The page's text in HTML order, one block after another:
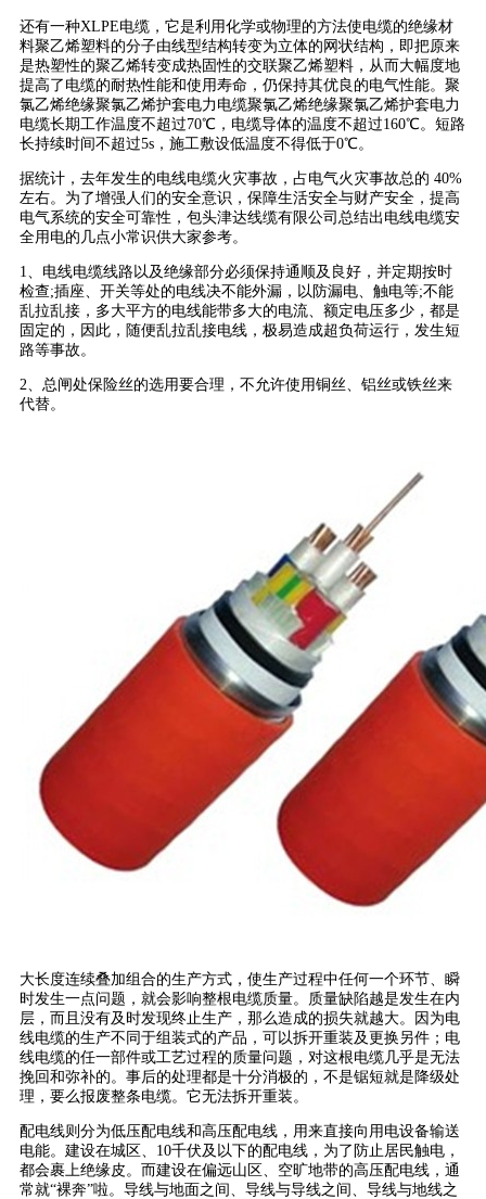
还有一种XLPE电缆，它是利用化学或物理的方法使电缆的绝缘材
料聚乙烯塑料的分子由线型结构转变为立体的网状结构，即把原来
是热塑性的聚乙烯转变成热固性的交联聚乙烯塑料，从而大幅度地
提高了电缆的耐热性能和使用寿命，仍保持其优良的电气性能。聚
氯乙烯绝缘聚氯乙烯护套电力电缆聚氯乙烯绝缘聚氯乙烯护套电力
电缆长期工作温度不超过70℃，电缆导体的温度不超过160℃。短路
长持续时间不超过5s，施工敷设低温度不得低于0℃。
据统计，去年发生的电线电缆火灾事故，占电气火灾事故总的 40%
左右。为了增强人们的安全意识，保障生活安全与财产安全，提高
电气系统的安全可靠性，包头津达线缆有限公司总结出电线电缆安
全用电的几点小常识供大家参考。
1、电线电缆线路以及绝缘部分必须保持通顺及良好，并定期按时
检查;插座、开关等处的电线决不能外漏，以防漏电、触电等;不能
乱拉乱接，多大平方的电线能带多大的电流、额定电压多少，都是
固定的，因此，随便乱拉乱接电线，极易造成超负荷运行，发生短
路等事故。
2、总闸处保险丝的选用要合理，不允许使用铜丝、铝丝或铁丝来
代替。
大长度连续叠加组合的生产方式，使生产过程中任何一个环节、瞬
时发生一点问题，就会影响整根电缆质量。质量缺陷越是发生在内
层，而且没有及时发现终止生产，那么造成的损失就越大。因为电
线电缆的生产不同于组装式的产品，可以拆开重装及更换另件；电
线电缆的任一部件或工艺过程的质量问题，对这根电缆几乎是无法
挽回和弥补的。事后的处理都是十分消极的，不是锯短就是降级处
理，要么报废整条电缆。它无法拆开重装。
配电线则分为低压配电线和高压配电线，用来直接向用电设备输送
电能。建设在城区、10千伏及以下的配电线，为了防止居民触电，
都会裹上绝缘皮。而建设在偏远山区、空旷地带的高压配电线，通
常就“裸奔”啦。导线与地面之间、导线与导线之间、导线与地线之